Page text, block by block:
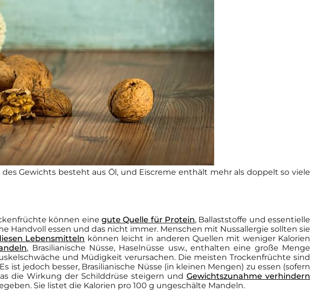
Gewichts besteht aus Öl, und Eiscreme enthält mehr als doppelt so viele
können eine gute Quelle für Protein, Ballaststoffe und essentielle
Handvoll essen und das nicht immer. Menschen mit Nussallergie sollten sie
Lebensmitteln können leicht in anderen Quellen mit weniger Kalorien
, Brasilianische Nüsse, Haselnüsse usw., enthalten eine große Menge
und Müdigkeit verursachen. Die meisten Trockenfrüchte sind
ist jedoch besser, Brasilianische Nüsse (in kleinen Mengen) zu essen (sofern
die Wirkung der Schilddrüse steigern undGewichtszunahme verhindern
Sie listet die Kalorien pro 100 g ungeschälte Mandeln.